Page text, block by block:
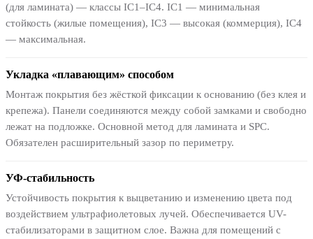
(для ламината) — классы IC1–IC4. IC1 — минимальная
стойкость (жилые помещения), IC3 — высокая (коммерция), IC4
— максимальная.
Укладка «плавающим» способом
Монтаж покрытия без жёсткой фиксации к основанию (без клея и
крепежа). Панели соединяются между собой замками и свободно
лежат на подложке. Основной метод для ламината и SPC.
Обязателен расширительный зазор по периметру.
УФ-стабильность
Устойчивость покрытия к выцветанию и изменению цвета под
воздействием ультрафиолетовых лучей. Обеспечивается UV-
стабилизаторами в защитном слое. Важна для помещений с